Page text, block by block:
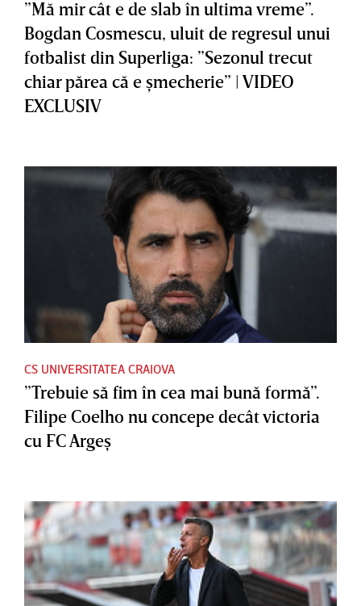
”Mă mir cât e de slab în ultima vreme”.
Bogdan Cosmescu, uluit de regresul unui
fotbalist din Superliga: ”Sezonul trecut
chiar părea că e şmecherie” | VIDEO
EXCLUSIV
CS UNIVERSITATEA CRAIOVA
”Trebuie să fim în cea mai bună formă”.
Filipe Coelho nu concepe decât victoria
cu FC Argeş